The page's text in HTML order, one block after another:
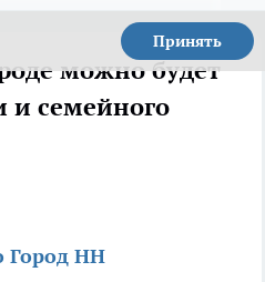
Принять
можно будет
и семейного
Город НН